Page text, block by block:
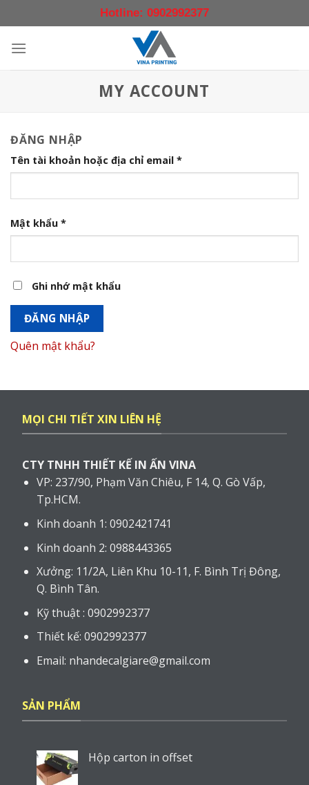
to
content
Hotline: 0902992377
MY ACCOUNT
ĐĂNG NHẬP
Tên tài khoản hoặc địa chỉ email *
Mật khẩu *
Ghi nhớ mật khẩu
ĐĂNG NHẬP
Quên mật khẩu?
MỌI CHI TIẾT XIN LIÊN HỆ
CTY TNHH THIẾT KẾ IN ẤN VINA
VP: 237/90, Phạm Văn Chiêu, F 14, Q. Gò Vấp,
Tp.HCM.
Kinh doanh 1: 0902421741
Kinh doanh 2: 0988443365
Xưởng: 11/2A, Liên Khu 10-11, F. Bình Trị Đông,
Q. Bình Tân.
Kỹ thuật : 0902992377
Thiết kế: 0902992377
Email: nhandecalgiare@gmail.com
SẢN PHẨM
Hộp carton in offset